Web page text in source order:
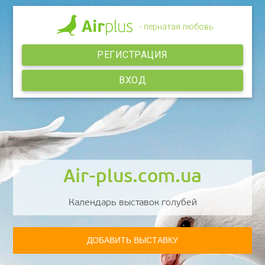
- пернатая любовь
ВХОД
РЕГИСТРАЦИЯ
Air-plus.com.ua
Календарь выставок голубей
ДОБАВИТЬ ВЫСТАВКУ